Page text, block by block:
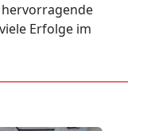
Erfolge im